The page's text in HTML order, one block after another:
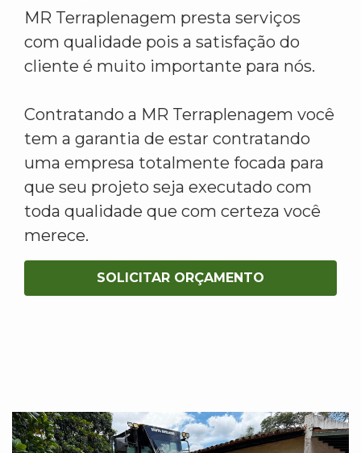
MR Terraplenagem presta serviços
com qualidade pois a satisfação do
cliente é muito importante para nós.
Contratando a MR Terraplenagem você
tem a garantia de estar contratando
uma empresa totalmente focada para
que seu projeto seja executado com
toda qualidade que com certeza você
merece.
SOLICITAR ORÇAMENTO